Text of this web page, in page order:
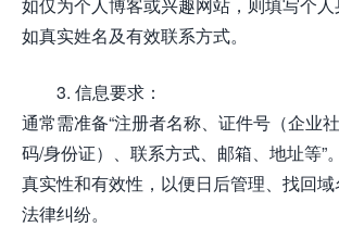
如真实姓名及有效联系方式。
3. 信息要求：
通常需准备“注册者名称、证件号（企业
码/身份证）、联系方式、邮箱、地址等”
真实性和有效性，以便日后管理、找回
法律纠纷。